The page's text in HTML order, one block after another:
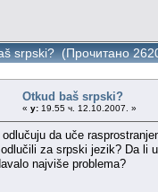
srpski? (Прочитано
Otkud baš srpski?
« у: 19.55 ч. 12.10.2007. »
da uče
za srpski jezik? Da li
najviše problema?